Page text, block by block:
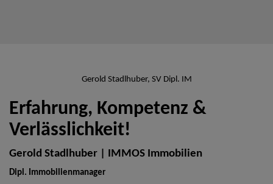
Gerold Stadlhuber, SV Dipl. IM
Erfahrung, Kompetenz &
Verlässlichkeit!
Gerold Stadlhuber | IMMOS Immobilien
Dipl. Immobilienmanager